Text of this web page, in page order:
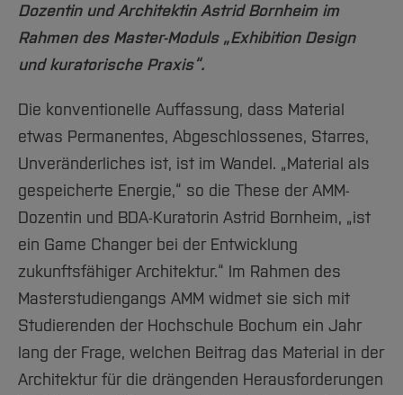
Dozentin und Architektin Astrid Bornheim im
Rahmen des Master-Moduls „Exhibition Design
und kuratorische Praxis“.
Die konventionelle Auffassung, dass Material
etwas Permanentes, Abgeschlossenes, Starres,
Unveränderliches ist, ist im Wandel. „Material als
gespeicherte Energie,“ so die These der AMM-
Dozentin und BDA-Kuratorin Astrid Bornheim, „ist
ein Game Changer bei der Entwicklung
zukunftsfähiger Architektur.“ Im Rahmen des
Masterstudiengangs AMM widmet sie sich mit
Studierenden der Hochschule Bochum ein Jahr
lang der Frage, welchen Beitrag das Material in der
Architektur für die drängenden Herausforderungen